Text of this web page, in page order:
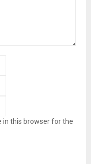
in this browser for the